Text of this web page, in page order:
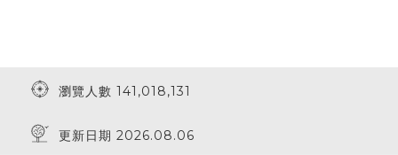
瀏覽人數 141,018,131
更新日期 2026.08.06